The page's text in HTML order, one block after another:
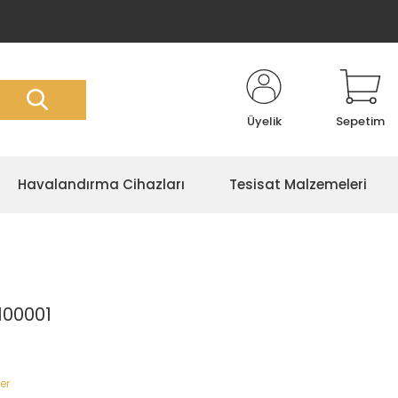
Üyelik Sepetim
Havalandırma Cihazları Tesisat Malzemeleri